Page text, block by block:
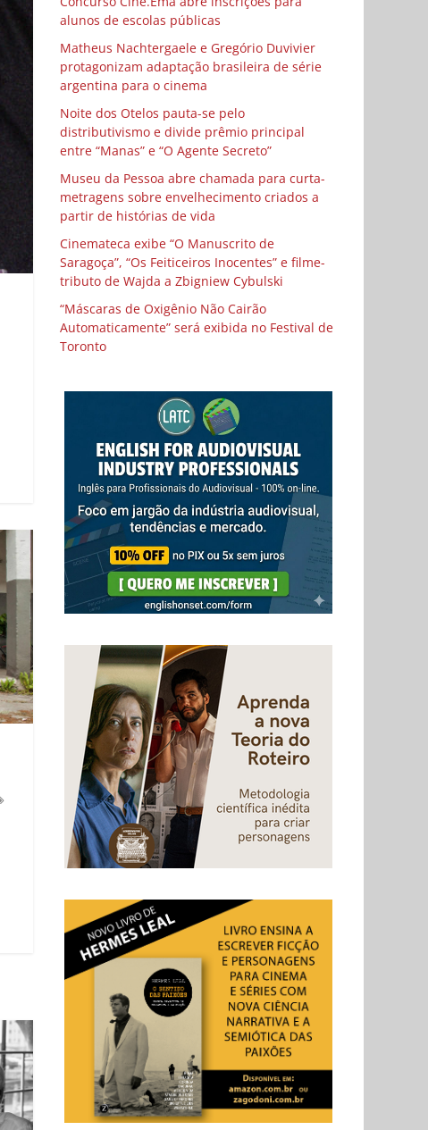
alunos de escolas públicas
Matheus Nachtergaele e Gregório Duvivier
protagonizam adaptação brasileira de série
argentina para o cinema
Noite dos Otelos pauta-se pelo
distributivismo e divide prêmio principal
entre “Manas” e “O Agente Secreto”
Museu da Pessoa abre chamada para curta-
metragens sobre envelhecimento criados a
partir de histórias de vida
Cinemateca exibe “O Manuscrito de
Saragoça”, “Os Feiticeiros Inocentes” e filme-
tributo de Wajda a Zbigniew Cybulski
“Máscaras de Oxigênio Não Cairão
Automaticamente” será exibida no Festival de
Toronto